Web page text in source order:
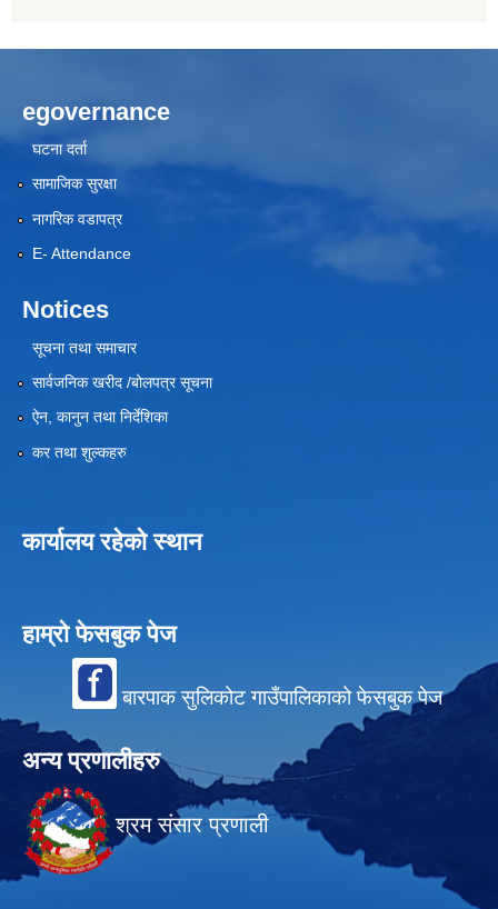
egovernance
घटना दर्ता
सामाजिक सुरक्षा
नागरिक वडापत्र
E- Attendance
Notices
सूचना तथा समाचार
सार्वजनिक खरीद /बोलपत्र सूचना
ऐन, कानुन तथा निर्देशिका
कर तथा शुल्कहरु
कार्यालय रहेको स्थान
हाम्रो फेसबुक पेज
बारपाक सुलिकोट गाउँपालिकाको फेसबुक पेज
अन्य प्रणालीहरु
श्रम संसार प्रणाली